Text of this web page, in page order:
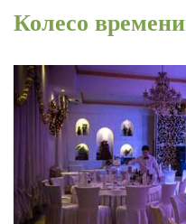
Колесо времени